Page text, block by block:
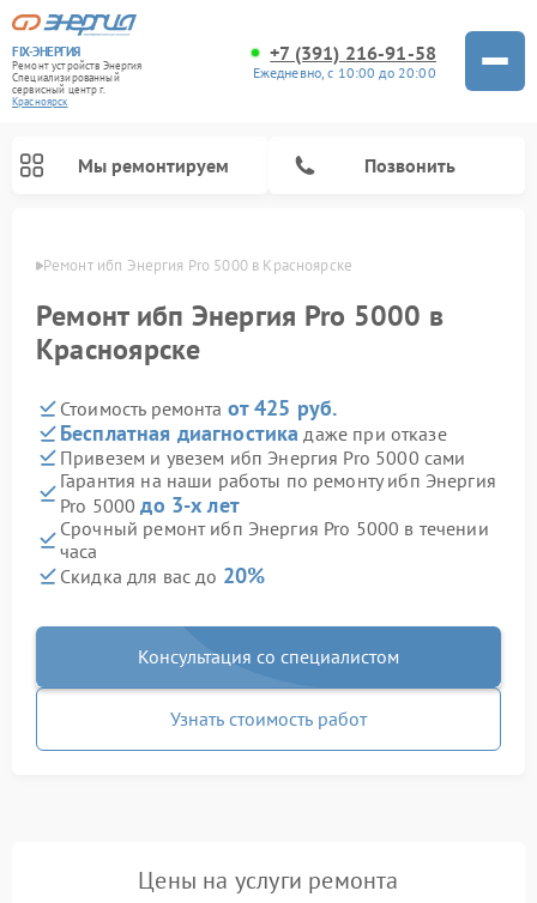
FIX-ЭНЕРГИЯ
Ремонт устройств Энергия
Специализированный
cервисный центр г.
Красноярск
+7 (391) 216-91-58
Ежедневно, с 10:00 до 20:00
Мы ремонтируем Позвонить
Ремонт ибп Энергия Pro 5000 в Красноярске
Ремонт ибп Энергия Pro 5000 в
Красноярске
Стоимость ремонта от 425 руб.
Бесплатная диагностика даже при отказе
Привезем и увезем ибп Энергия Pro 5000 сами
Гарантия на наши работы по ремонту ибп Энергия
Pro 5000до 3-х лет
Срочный ремонт ибп Энергия Pro 5000 в течении
часа
Скидка для вас до 20%
Консультация со специалистом
Узнать стоимость работ
Цены на услуги ремонта